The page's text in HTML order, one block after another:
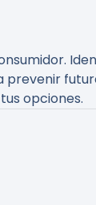
prevenir
opciones.